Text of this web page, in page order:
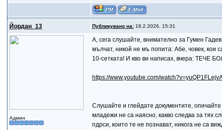
Йордан_13 Публикувано на:18.2.2026, 15:31
Админ
A, сега слушайте, внимателно за Гумен
мълчат, никой не мъ попита: Абе, човек, кои
10-сетката! И кво ви написах, вчера:
https://www.youtube.com/
Слушайте и глейдате документите,
младежи не са наясно, какво следва за тях
пдрси, които те не познават, никога не са